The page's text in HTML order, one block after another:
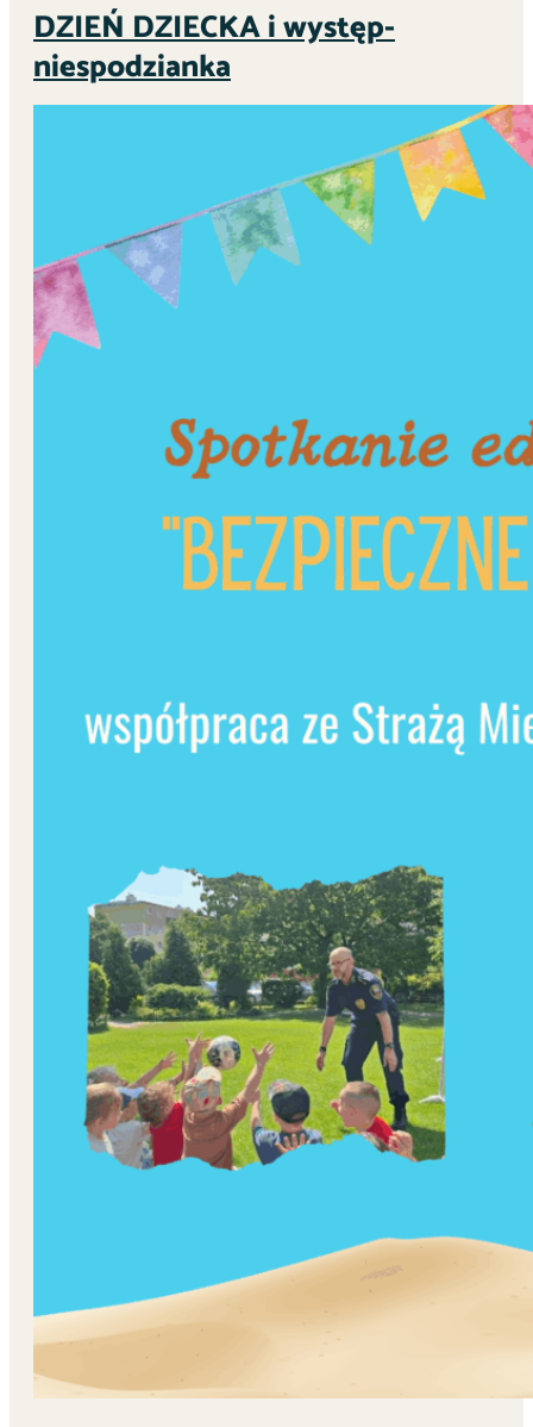
DZIEŃ DZIECKA i występ-
niespodzianka